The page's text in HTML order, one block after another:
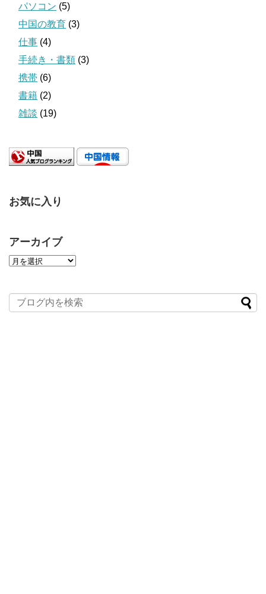
パソコン (5)
中国の教育 (3)
仕事 (4)
手続き・書類 (3)
携帯 (6)
書籍 (2)
雑談 (19)
お気に入り
アーカイブ